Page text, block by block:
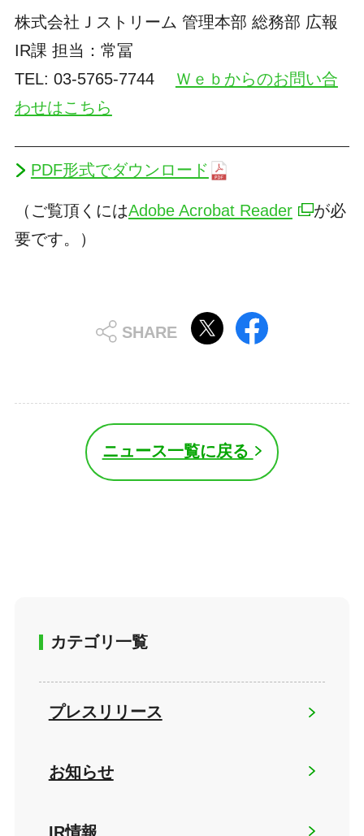
株式会社Ｊストリーム 管理本部 総務部 広報
IR課 担当：常冨
TEL: 03-5765-7744 Ｗｅｂからのお問い合
わせはこちら
PDF形式でダウンロード
（ご覧頂くにはAdobe Acrobat Reader
が必
要です。）
ニュース一覧に戻る
カテゴリ一覧
プレスリリース
お知らせ
IR情報